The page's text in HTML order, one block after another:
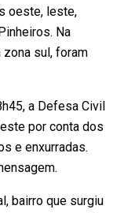
oeste, leste,
Na
sul, foram
a Defesa Civil
por conta dos
e enxurradas.
bairro que surgiu